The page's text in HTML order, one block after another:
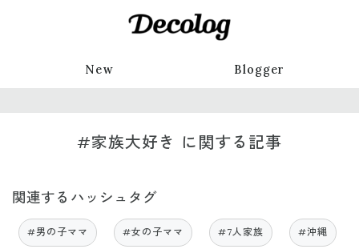
New Blogger
#家族大好き に関する記事
関連するハッシュタグ
#男の子ママ #女の子ママ #7人家族 #沖縄